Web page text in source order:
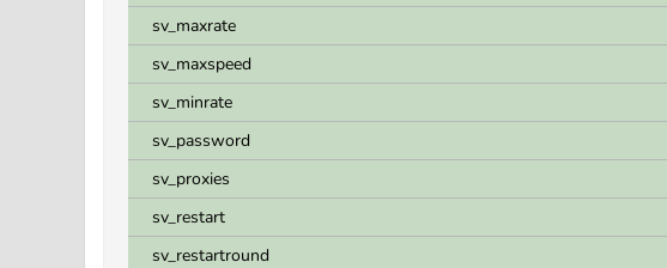
sv_maxrate
sv_maxspeed
sv_minrate
sv_password
sv_proxies
sv_restart
sv_restartround